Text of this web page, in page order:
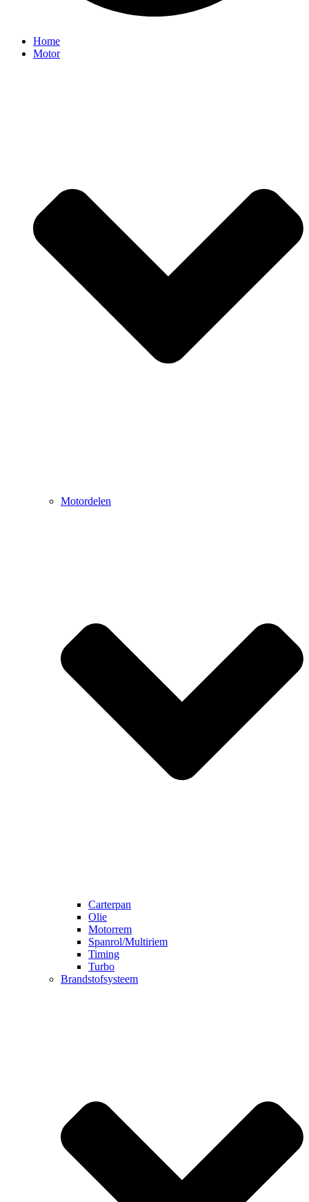
Home
Motor
Motordelen
Carterpan
Olie
Motorrem
Spanrol/Multiriem
Timing
Turbo
Brandstofsysteem